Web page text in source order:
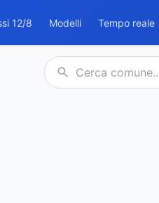
12/8 Modelli Tempo reale